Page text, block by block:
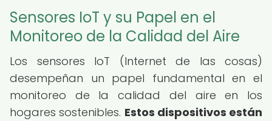
Sensores IoT y su Papel en el
Monitoreo de la Calidad del Aire
Los sensores IoT (Internet de las cosas)
desempeñan un papel fundamental en el
monitoreo de la calidad del aire en los
hogares sostenibles. Estos dispositivos están